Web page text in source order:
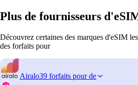
Plus de fournisseurs
Découvrez certaines des marques d'eSIM
des forfaits pour
Airalo39 forfaits pour de